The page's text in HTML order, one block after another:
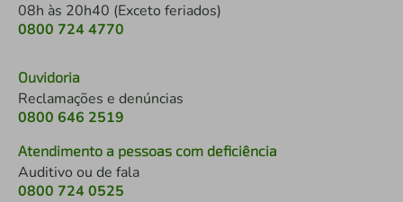
08h às 20h40 (Exceto feriados)
0800 724 4770
Ouvidoria
Reclamações e denúncias
0800 646 2519
Atendimento a pessoas com deficiência
Auditivo ou de fala
0800 724 0525